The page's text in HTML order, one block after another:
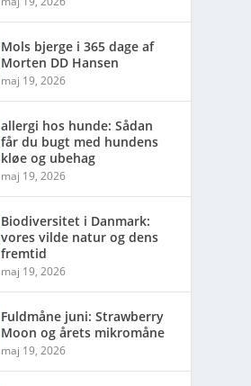
Mols bjerge i 365 dage af
Morten DD Hansen
maj 19, 2026
allergi hos hunde: Sådan
får du bugt med hundens
kløe og ubehag
maj 19, 2026
Biodiversitet i Danmark:
vores vilde natur og dens
fremtid
maj 19, 2026
Fuldmåne juni: Strawberry
Moon og årets mikromåne
maj 19, 2026